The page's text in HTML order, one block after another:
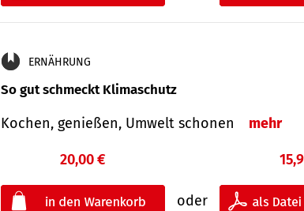
ERNÄHRUNG
So gut schmeckt Klimaschutz
Kochen, genießen, Umwelt schonen mehr
20,00 €
oder